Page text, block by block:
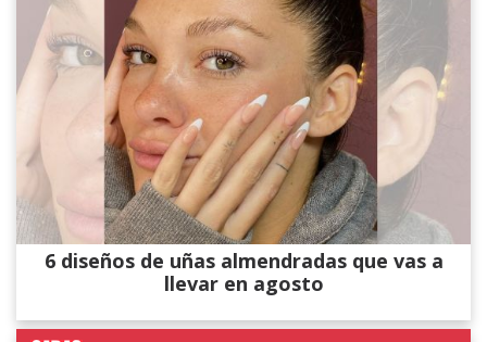
6 diseños de uñas almendradas que vas a
llevar en agosto